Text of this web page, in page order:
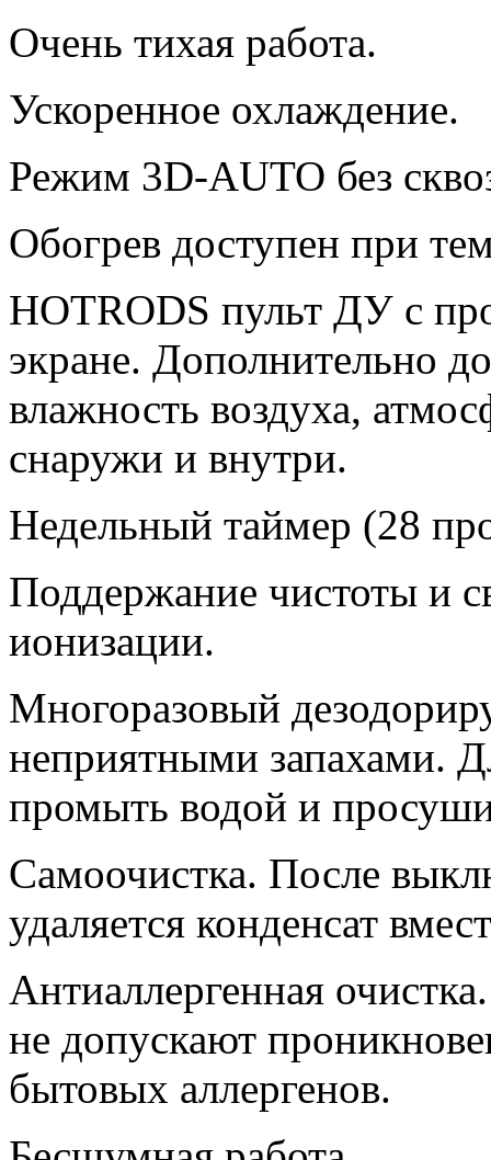
Очень тихая работа.
Ускоренное охлаждение.
Режим 3D-AUTO без
Обогрев доступен при
HOTRODS пульт ДУ с
экране. Дополнительно
влажность воздуха,
снаружи и внутри.
Недельный таймер (28
Поддержание чистоты и
ионизации.
Многоразовый
неприятными запахами.
промыть водой и
Самоочистка. После
удаляется конденсат
Антиаллергенная
не допускают
бытовых аллергенов.